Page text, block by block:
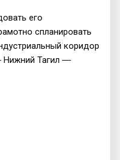
его
спланировать
коридор
Нижний Тагил ―